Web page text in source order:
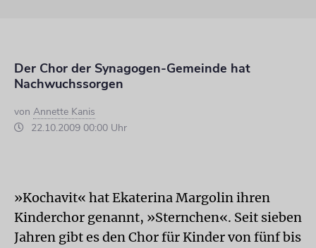
Der Chor der Synagogen-Gemeinde hat
Nachwuchssorgen
von Annette Kanis
22.10.2009 00:00 Uhr
»Kochavit« hat Ekaterina Margolin ihren
Kinderchor genannt, »Sternchen«. Seit sieben
Jahren gibt es den Chor für Kinder von fünf bis